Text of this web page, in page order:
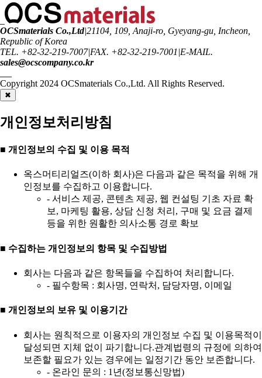
OCSmaterials Co.,Ltd|21104, 109, Anaji-ro, Gyeyang-gu, Incheon,
Republic of Korea
TEL. +82-32-219-7007|FAX. +82-32-219-7001 |E-MAIL.
sales@ocscompany.co.kr
Copyright 2024 OCSmaterials Co.,Ltd. All Rights Reserved.
✖
개인정보처리방침
■ 개인정보의 수집 및 이용 목적
옥스머티리얼즈(이하 회사)은 다음과 같은 목적을 위해 개
인정보를 수집하고 이용합니다.
- 서비스 제공, 콘텐츠 제공, 웹 컨설팅 기초 자료 확
보, 마케팅 활용, 상담 신청 처리, 구매 및 요금 결제
등을 위한 원활한 의사소통 경로 확보
■ 수집하는 개인정보의 항목 및 수집방법
회사는 다음과 같은 항목들을 수집하여 처리합니다.
- 필수항목 : 회사명, 연락처, 담당자명, 이메일
■ 개인정보의 보유 및 이용기간
회사는 원칙적으로 이용자의 개인정보 수집 및 이용목적이
달성되면 지체 없이 파기합니다.관계법령의 규정에 의하여
보존할 필요가 있는 경우에는 일정기간 동안 보존합니다.
- 온라인 문의 : 1년(정보통신망법)